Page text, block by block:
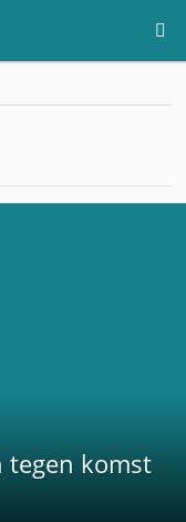
tegen komst